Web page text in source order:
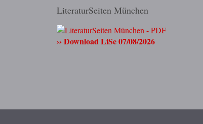
LiteraturSeiten München
›› Download LiSe 07/08/2026